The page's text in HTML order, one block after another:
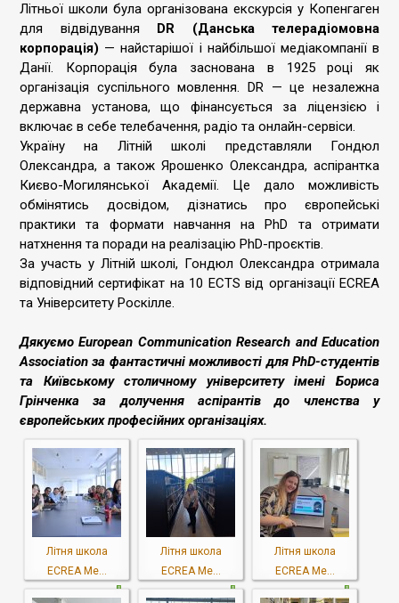
Літньої школи була організована екскурсія у Копенгаген
для відвідування DR (Данська телерадіомовна
корпорація) — найстарішої і найбільшої медіакомпанії в
Данії. Корпорація була заснована в 1925 році як
організація суспільного мовлення. DR — це незалежна
державна установа, що фінансується за ліцензією і
включає в себе телебачення, радіо та онлайн-сервіси.
Україну на Літній школі представляли Гондюл
Олександра, а також Ярошенко Олександра, аспірантка
Києво-Могилянської Академії. Це дало можливість
обмінятись досвідом, дізнатись про європейські
практики та формати навчання на PhD та отримати
натхнення та поради на реалізацію PhD-проєктів.
За участь у Літній школі, Гондюл Олександра отримала
відповідний сертифікат на 10 ECTS від організації ECREA
та Університету Роскілле.
Дякуємо European Communication Research and Education
Association за фантастичні можливості для PhD-студентів
та Київському столичному університету імені Бориса
Грінченка за долучення аспірантів до членства у
європейських професійних організаціях.
Літня школа
ECREA Me...
Літня школа
ECREA Me...
Літня школа
ECREA Me...